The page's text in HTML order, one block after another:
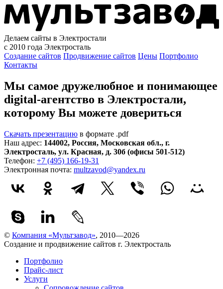
Делаем сайты в Электростали
с 2010 года Электросталь
Создание сайтов Продвижение сайтов Цены Портфолио
Контакты
Мы самое дружелюбное и понимающее
digital-агентство в Электростали,
которому Вы можете довериться
Скачать презентацию в формате .pdf
Наш адрес: 144002, Россия, Московская обл., г.
Электросталь, ул. Красная, д. 30б (офисы 501-512)
Телефон: +7 (495) 166-19-31
Электронная почта: multzavod@yandex.ru
© Компания «Мультзавод», 2010—2026
Создание и продвижение сайтов г. Электросталь
Портфолио
Прайс-лист
Услуги